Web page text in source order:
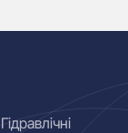
Гідравлічні